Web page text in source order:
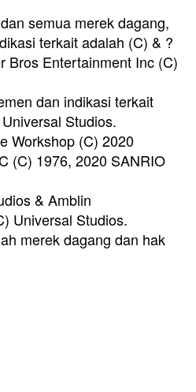
semua merek dagang,
terkait adalah (C) & ?
Bros Entertainment Inc (C)
dan indikasi terkait
Studios.
Workshop (C) 2020
(C) 1976, 2020 SANRIO
& Amblin
Universal Studios.
merek dagang dan hak